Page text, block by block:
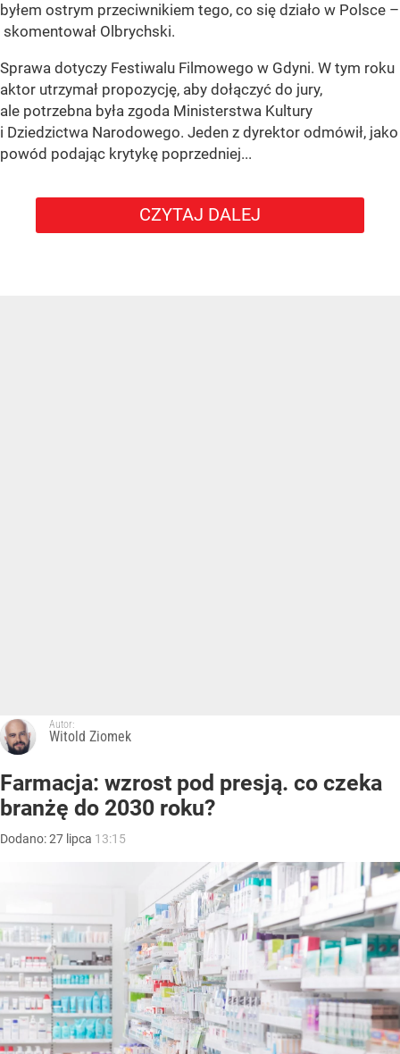
byłem ostrym przeciwnikiem tego, co się działo w Polsce –
skomentował Olbrychski.
Sprawa dotyczy Festiwalu Filmowego w Gdyni. W tym roku
aktor utrzymał propozycję, aby dołączyć do jury,
ale potrzebna była zgoda Ministerstwa Kultury
i Dziedzictwa Narodowego. Jeden z dyrektor odmówił, jako
powód podając krytykę poprzedniej...
CZYTAJ DALEJ
Autor:
Witold Ziomek
Farmacja: wzrost pod presją. co czeka
branżę do 2030 roku?
Dodano:27 lipca 13:15